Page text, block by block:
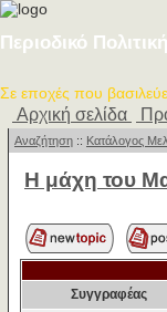
Περιοδικό
Σε εποχές που
Αρχική σελίδα
Αναζήτηση :: Κατάλογος
Η μάχη του
Συγγραφέας